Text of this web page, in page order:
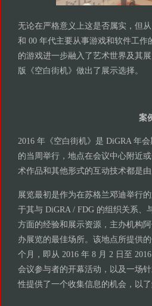
无论在严格意义上这是否属实，但从
和 00 年代主要从事游戏和软件工
的游戏进一步融入了艺术世界及其
版《空白街机》做出了展示选择。
案
2016 年《空白街机》是 DiGRA 年
的当周举行，地点在会议中心附近
术作品和其他形式的互动技术都是
展览最初是作为在苏格兰邓迪举行
于其与 DiGRA / FDG 的组织关系、
方面的经验和展示资源，主办机构
办展览的最佳场所。该地点所提供
个月，即从 2016 年 8 月 2 日至
会议参与者的开幕活动，以及一场
性提供了一个收集信息的机会，以